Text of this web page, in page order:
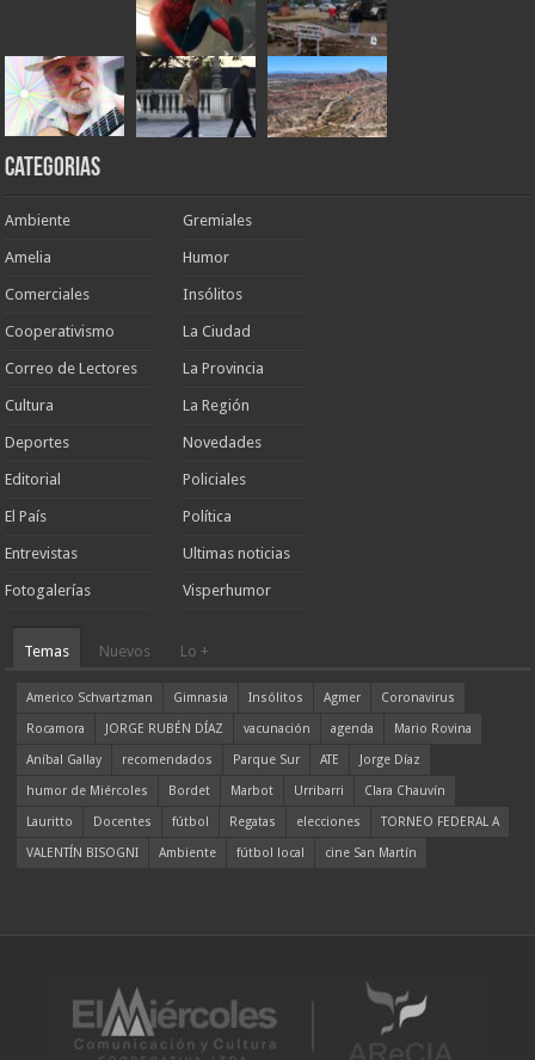
Categorias
Ambiente
Amelia
Comerciales
Cooperativismo
Correo de Lectores
Cultura
Deportes
Editorial
El País
Entrevistas
Fotogalerías
Gremiales
Humor
Insólitos
La Ciudad
La Provincia
La Región
Novedades
Policiales
Política
Ultimas noticias
Visperhumor
Temas Nuevos Lo +
Americo Schvartzman Gimnasia Insólitos Agmer
Coronavirus
Rocamora
JORGE RUBÉN DÍAZ vacunación agenda
Mario Rovina
Aníbal Gallay
recomendados Parque Sur ATE
Jorge Díaz
humor de Miércoles
Bordet Marbot Urribarri
Clara Chauvín
Lauritto
Docentes fútbol Regatas elecciones
TORNEO FEDERAL A
VALENTÍN BISOGNI
Ambiente fútbol local cine San Martín